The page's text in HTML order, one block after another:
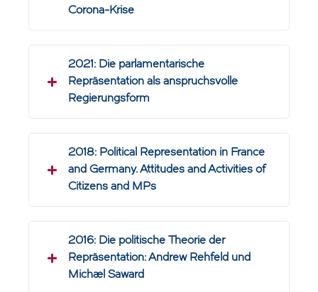
Corona-Krise
2021: Die parlamentarische
Repräsentation als anspruchsvolle
Regierungsform
2018: Political Representation in France
and Germany. Attitudes and Activities of
Citizens and MPs
2016: Die politische Theorie der
Repräsentation: Andrew Rehfeld und
Michael Saward